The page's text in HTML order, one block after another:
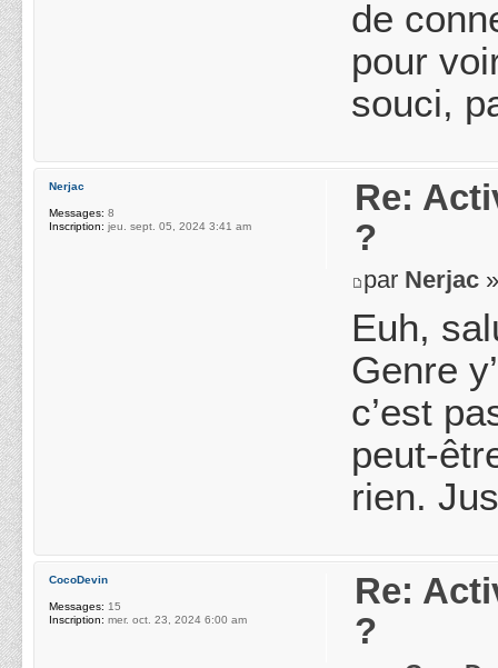
de
pour
souci,
Re:
?
par Nerjac
Euh,
Genre
c’est
peut-
rien.
Nerjac
Messages: 8
Inscription: jeu. sept. 05, 2024 3:41 am
Re:
?
CocoDevin
Messages: 15
Inscription: mer. oct. 23, 2024 6:00 am